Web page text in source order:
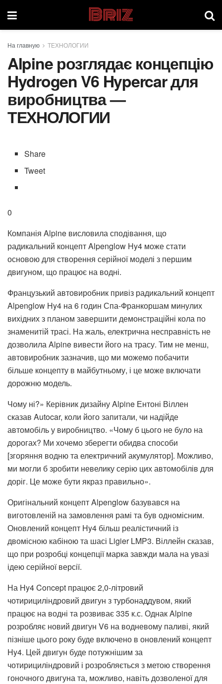
Briz
На главную ТЕХНОЛОГИИ
Alpine розглядає концепцію
Hydrogen V6 Hypercar для
виробництва —
ТЕХНОЛОГИИ
Share
Tweet
0
Компанія Alpine висловила сподівання, що
радикальний концепт Alpenglow Hy4 може стати
основою для створення серійної моделі з першим
двигуном, що працює на водні.
Французький автовиробник привіз радикальний концепт
Alpenglow Hy4 на 6 годин Спа-Франкоршам минулих
вихідних з планом завершити демонстраційні кола по
знаменитій трасі. На жаль, електрична несправність не
дозволила Alpine вивести його на трасу. Тим не менш,
автовиробник зазначив, що ми можемо побачити
більше концепту в майбутньому, і це може включати
дорожню модель.
Чому ні?» Керівник дизайну Alpine Ентоні Віллен
сказав Autocar, коли його запитали, чи надійде
автомобіль у виробництво. «Чому б цього не було на
дорогах? Ми хочемо зберегти обидва способи
[згоряння водню та електричний акумулятор]. Можливо,
ми могли б зробити невелику серію цих автомобілів для
доріг. Це може бути якраз правильно».
Оригінальний концепт Alpenglow базувався на
виготовленій на замовлення рамі та був одномісним.
Оновлений концепт Hy4 більш реалістичний із
двомісною кабіною та шасі Ligier LMP3. Віллейн сказав,
що при розробці концепції марка завжди мала на увазі
ідею серійної версії.
На Hy4 Concept працює 2,0-літровий
чотирициліндровий двигун з турбонаддувом, який
працює на водні та розвиває 335 к.с. Однак Alpine
розробляє новий двигун V6 на водневому паливі, який
пізніше цього року буде включено в оновлений концепт
Hy4. Цей двигун буде потужнішим за
чотирициліндровий і розробляється з метою створення
гоночного двигуна та, можливо, навіть дозволеної для